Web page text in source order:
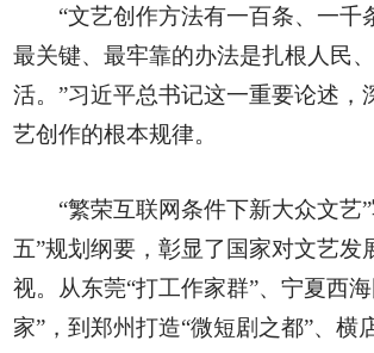
“文艺创作方法有一百条、一千
最关键、最牢靠的办法是扎根人民
活。”习近平总书记这一重要论述，
艺创作的根本规律。
“繁荣互联网条件下新大众文艺
五”规划纲要，彰显了国家对文艺发
视。从东莞“打工作家群”、宁夏西
家”，到郑州打造“微短剧之都”、横